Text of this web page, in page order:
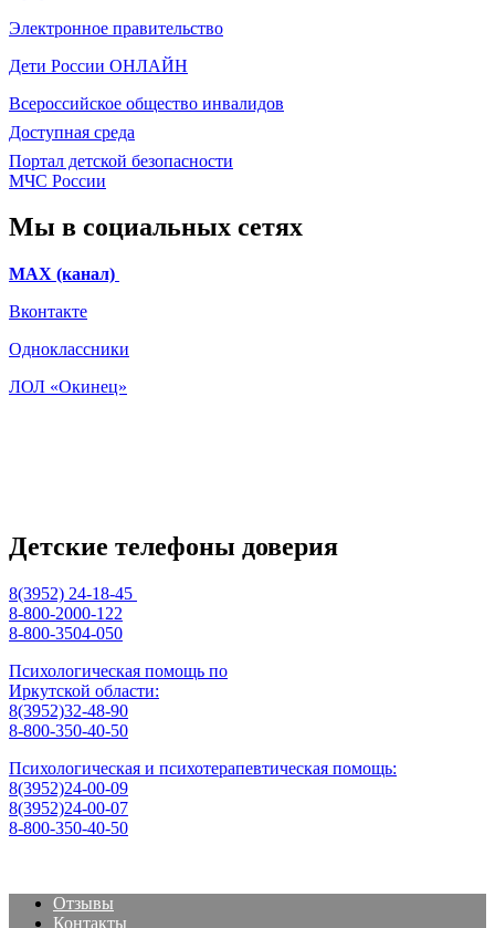
Электронное правительство
Дети России ОНЛАЙН
Всероссийское общество инвалидов
Доступная среда
Портал детской безопасности
МЧС России
Мы в социальных сетях
МАХ (канал)
Вконтакте
Одноклассники
ЛОЛ «Окинец»
Детские телефоны доверия
8(3952) 24-18-45
8-800-2000-122
8-800-3504-050
Психологическая помощь по
Иркутской области:
8(3952)32-48-90
8-800-350-40-50
Психологическая и психотерапевтическая помощь:
8(3952)24-00-09
8(3952)24-00-07
8-800-350-40-50
Отзывы
Контакты